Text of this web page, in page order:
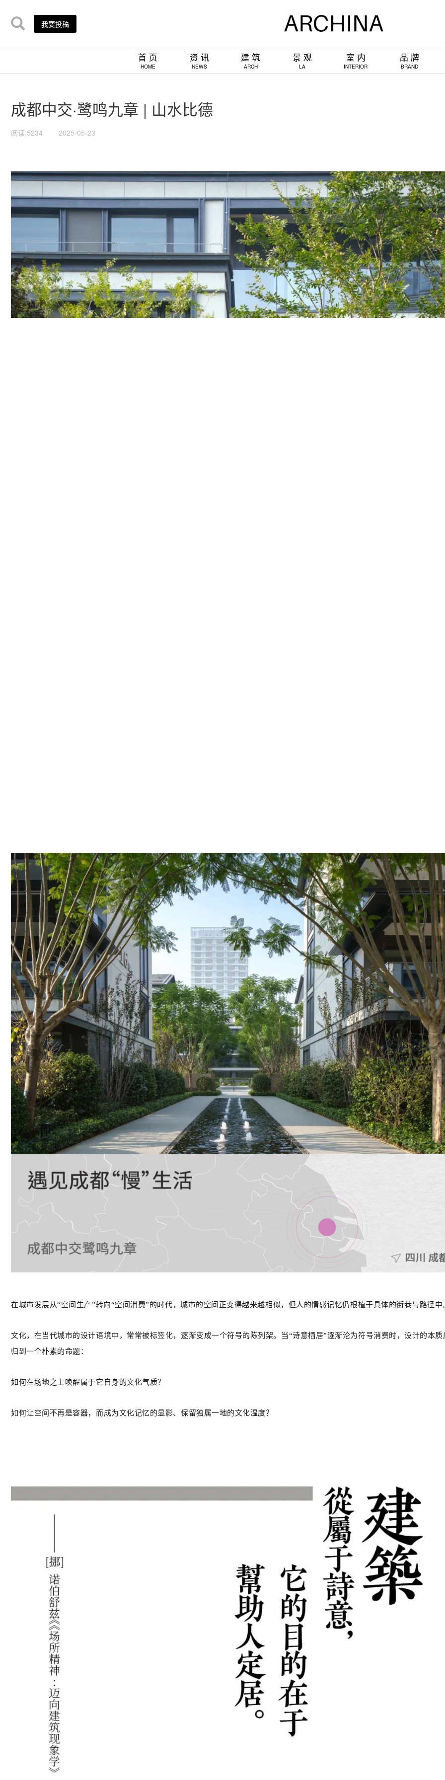
我要投稿
首 页
HOME
资 讯
NEWS
建 筑
ARCH
景 观
LA
室 内
INTERIOR
品 牌
BRAND
成都中交·鹭鸣九章 | 山水比德
阅读:5234 2025-05-23
在城市发展从“空间生产”转向“空间消费”的时代，城市的空间正变得越来越相似，但人的情感记忆仍根植于具体的街巷与路径中
文化，在当代城市的设计语境中，常常被标签化，逐渐变成一个符号的陈列架。当“诗意栖居”逐渐沦为符号消费时，设计的本质
归到一个朴素的命题：
如何在场地之上唤醒属于它自身的文化气质？
如何让空间不再是容器，而成为文化记忆的显影、保留独属一地的文化温度？